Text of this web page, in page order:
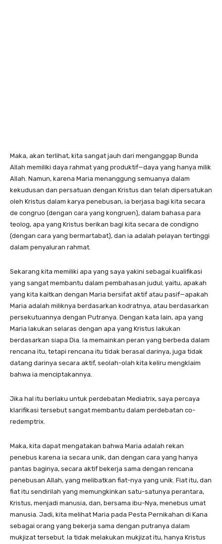
Maka, akan terlihat, kita sangat jauh dari menganggap Bunda
Allah memiliki daya rahmat yang produktif—daya yang hanya milik
Allah. Namun, karena Maria menanggung semuanya dalam
kekudusan dan persatuan dengan Kristus dan telah dipersatukan
oleh Kristus dalam karya penebusan, ia berjasa bagi kita secara
de congruo (dengan cara yang kongruen), dalam bahasa para
teolog, apa yang Kristus berikan bagi kita secara de condigno
(dengan cara yang bermartabat), dan ia adalah pelayan tertinggi
dalam penyaluran rahmat.
Sekarang kita memiliki apa yang saya yakini sebagai kualifikasi
yang sangat membantu dalam pembahasan judul; yaitu, apakah
yang kita kaitkan dengan Maria bersifat aktif atau pasif—apakah
Maria adalah miliknya berdasarkan kodratnya, atau berdasarkan
persekutuannya dengan Putranya. Dengan kata lain, apa yang
Maria lakukan selaras dengan apa yang Kristus lakukan
berdasarkan siapa Dia. Ia memainkan peran yang berbeda dalam
rencana itu, tetapi rencana itu tidak berasal darinya, juga tidak
datang darinya secara aktif, seolah-olah kita keliru mengklaim
bahwa ia menciptakannya.
Jika hal itu berlaku untuk perdebatan Mediatrix, saya percaya
klarifikasi tersebut sangat membantu dalam perdebatan co-
redemptrix.
Maka, kita dapat mengatakan bahwa Maria adalah rekan
penebus karena ia secara unik, dan dengan cara yang hanya
pantas baginya, secara aktif bekerja sama dengan rencana
penebusan Allah, yang melibatkan fiat-nya yang unik. Fiat itu, dan
fiat itu sendirilah yang memungkinkan satu-satunya perantara,
Kristus, menjadi manusia, dan, bersama ibu-Nya, menebus umat
manusia. Jadi, kita melihat Maria pada Pesta Pernikahan di Kana
sebagai orang yang bekerja sama dengan putranya dalam
mukjizat tersebut. Ia tidak melakukan mukjizat itu, hanya Kristus